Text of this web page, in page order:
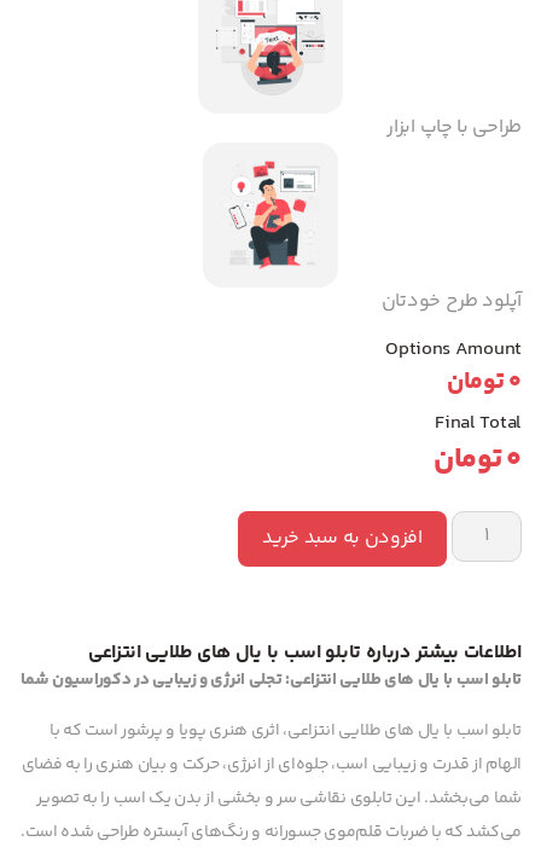
طراحی با چاپ ابزار
آپلود طرح خودتان
Options Amount
0تومان
Final Total
0تومان
افزودن به سبد خرید
اطلاعات بیشتر درباره تابلو اسب با یال های طلایی انتزاعی
تابلو اسب با یال های طلایی انتزاعی: تجلی انرژی و زیبایی در دکوراسیون شما
تابلو اسب با یال های طلایی انتزاعی، اثری هنری پویا و پرشور است که با
الهام از قدرت و زیبایی اسب، جلوه‌ای از انرژی، حرکت و بیان هنری را به فضای
شما می‌بخشد. این تابلوی نقاشی سر و بخشی از بدن یک اسب را به تصویر
می‌کشد که با ضربات قلم‌موی جسورانه و رنگ‌های آبستره طراحی شده است.